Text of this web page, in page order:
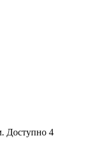
Доступно 4